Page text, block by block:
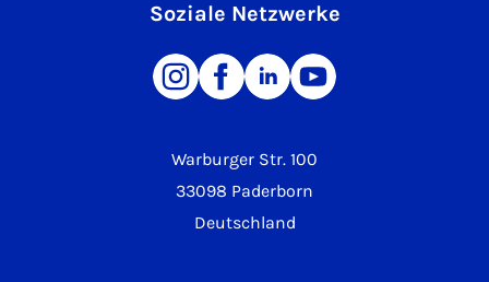
Warburger Str. 100
33098 Paderborn
Deutschland
Soziale Netzwerke